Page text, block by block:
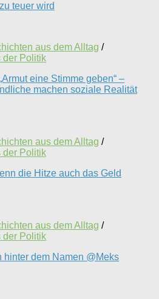
teuer wird
aus dem Alltag /
der Politik
eine Stimme geben“ –
machen soziale Realität
aus dem Alltag /
der Politik
die Hitze auch das Geld
aus dem Alltag /
der Politik
hinter dem Namen @Meks